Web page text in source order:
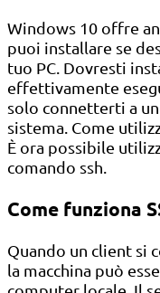
Windows 10 offre
puoi installare se
tuo PC. Dovresti
effettivamente
solo connetterti a
sistema. Come
È ora possibile
comando ssh.
Come funziona
Quando un client si
la macchina può